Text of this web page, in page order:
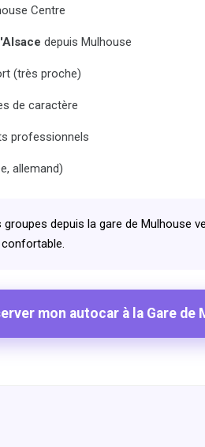
Centre
depuis Mulhouse
(très proche)
de caractère
professionnels
allemand)
depuis la gare de Mulhouse
mon autocar à la Gare de